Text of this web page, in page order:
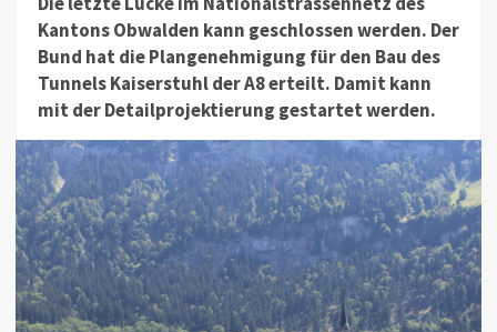
Kantons Obwalden kann geschlossen werden. Der
Bund hat die Plangenehmigung für den Bau des
Tunnels Kaiserstuhl der A8 erteilt. Damit kann
mit der Detailprojektierung gestartet werden.